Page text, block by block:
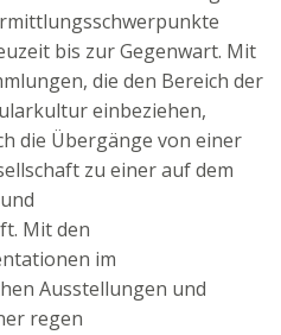
bis zur Gegenwart. Mit
die den Bereich der
einbeziehen,
die Übergänge von einer
zu einer auf dem
Mit den
im
Ausstellungen und
regen